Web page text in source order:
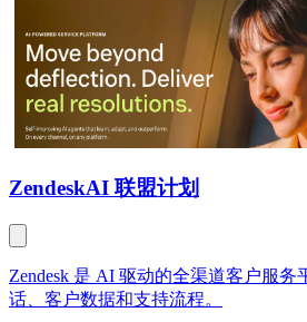
ZendeskAI 联盟计划
Zendesk 是 AI 驱动的全渠道客户服
话、客户数据和支持流程。